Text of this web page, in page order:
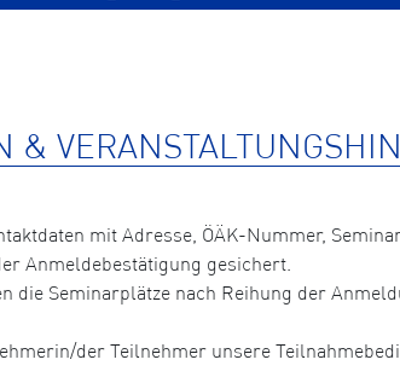
mit Adresse, ÖÄK-Nummer,
Anmeldebestätigung gesichert.
die Seminarplätze nach Reihung der
der Teilnehmer unsere